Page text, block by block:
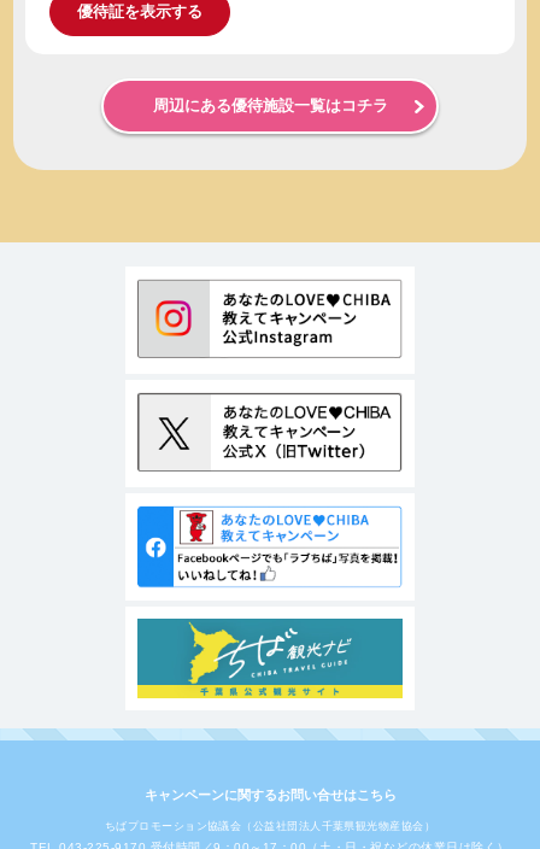
優待証を表示する
周辺にある優待施設一覧はコチラ
キャンペーンに関するお問い合せはこちら
ちばプロモーション協議会（公益社団法人千葉県観光物産協会）